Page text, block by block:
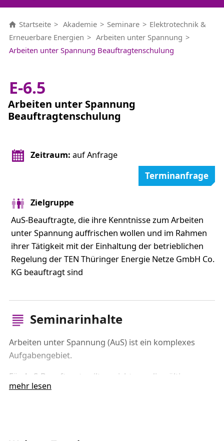
Startseite Akademie Seminare
Elektrotechnik &
Erneuerbare Energien
Arbeiten unter Spannung
Arbeiten unter Spannung Beauftragtenschulung
E-6.5
Arbeiten unter Spannung
Beauftragtenschulung
Zeitraum: auf Anfrage
Terminanfrage
Zielgruppe
AuS-Beauftragte, die ihre Kenntnisse zum Arbeiten
unter Spannung auffrischen wollen und im Rahmen
ihrer Tätigkeit mit der Einhaltung der betrieblichen
Regelung der TEN Thüringer Energie Netze GmbH Co.
KG beauftragt sind
Seminarinhalte
Arbeiten unter Spannung (AuS) ist ein komplexes
Aufgabengebiet.
Für AuS-Beauftragte gilt es nicht nur, die gültigen
Gesetze, aktuelle technische Normen und
mehr lesen